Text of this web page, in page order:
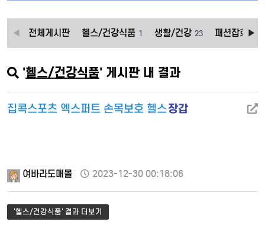
전체게시판 헬스/건강식품 1 생활/건강 23 패션잡화 뷰
'헬스/건강식품' 게시판 내 결과
집콕스포츠 엑스퍼트 손목보호 헬스장갑
여바라도매몰 2023-12-30 00:18:06
'헬스/건강식품' 결과 더보기